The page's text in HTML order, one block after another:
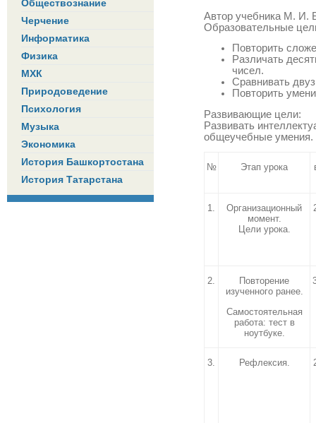
Обществознание
Черчение
Информатика
Физика
МХК
Природоведение
Психология
Музыка
Экономика
История Башкортостана
История Татарстана
Автор учебника М. И.
Образовательные
Повторить
Различать
чисел.
Сравнивать
Повторить
Развивающие цели:
Развивать
общеучебные умения.
№ Этап урока
1.
Организационный
момент.
Цели урока.
2.
Повторение
изученного ранее.
Самостоятельная
работа: тест в
ноутбуке.
3. Рефлексия.